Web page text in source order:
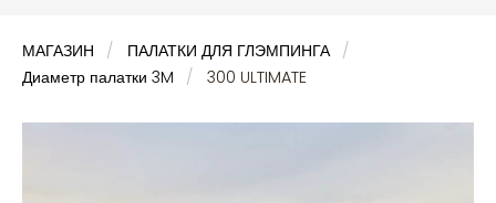
МАГАЗИН
ПАЛАТКИ ДЛЯ ГЛЭМПИНГА
Диаметр палатки 3M
300 ULTIMATE